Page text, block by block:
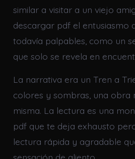
similar a visitar a un viejo
descargar pdf el entusiasmo
todavía palpables, como un
que solo se revela en
La narrativa era un Tren a
colores y sombras, una obra
misma. La lectura es una
pdf que te deja exhausto
lectura rápida y agradable